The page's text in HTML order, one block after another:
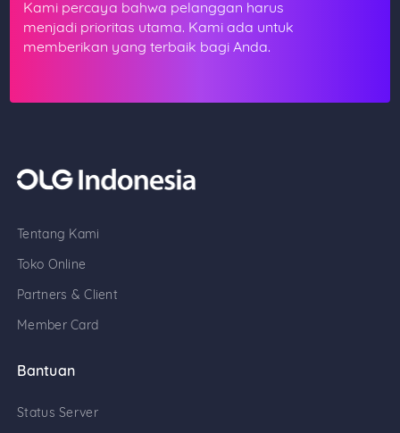
Kami percaya bahwa pelanggan harus
menjadi prioritas utama. Kami ada untuk
memberikan yang terbaik bagi Anda.
Tentang Kami
Toko Online
Partners & Client
Member Card
Bantuan
Status Server